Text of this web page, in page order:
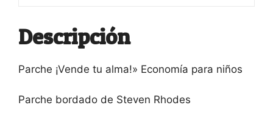
Descripción
Parche ¡Vende tu alma!» Economía para niños
Parche bordado de Steven Rhodes